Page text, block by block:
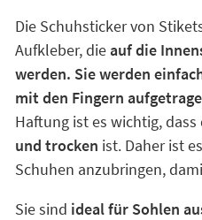
Die Schuhsticker von
Aufkleber, dieauf die
werden. Sie werden
mit den Fingern
Haftung ist es wichtig, dass
und trocken ist. Daher ist
Schuhen anzubringen,
Sie sind ideal für Sohlen